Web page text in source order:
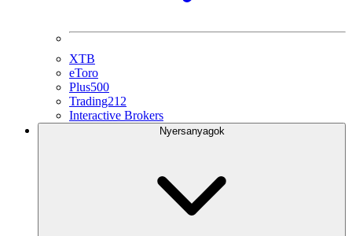
XTB
eToro
Plus500
Trading212
Interactive Brokers
Nyersanyagok